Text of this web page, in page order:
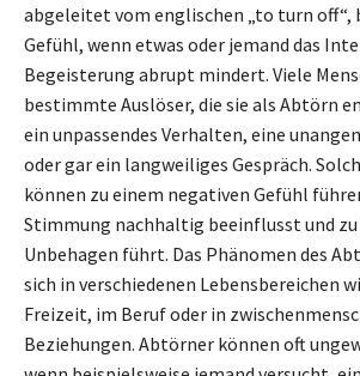
abgeleitet vom englischen „to turn off“,
Gefühl, wenn etwas oder jemand das
Begeisterung abrupt mindert. Viele
bestimmte Auslöser, die sie als Abtörn
ein unpassendes Verhalten, eine
oder gar ein langweiliges Gespräch.
können zu einem negativen Gefühl
Stimmung nachhaltig beeinflusst und
Unbehagen führt. Das Phänomen des
sich in verschiedenen Lebensbereichen
Freizeit, im Beruf oder in
Beziehungen. Abtörner können oft